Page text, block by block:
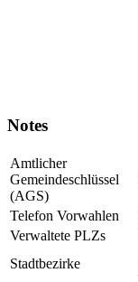
Notes
Amtlicher
Gemeindeschlüssel
(AGS)
Telefon Vorwahlen
Verwaltete PLZs
Stadtbezirke